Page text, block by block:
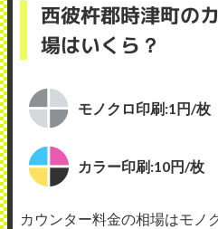
西彼杵郡時津町の
場はいくら？
モノクロ印刷:1円/枚
カラー印刷:10円/枚
カウンター料金の相場はモノ